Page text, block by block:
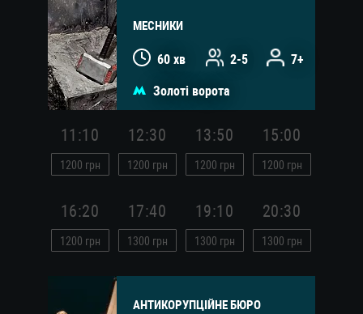
МЕСНИКИ
60 хв 2-5 7+
Золоті ворота
11:10
1200 грн
12:30
1200 грн
13:50
1200 грн
15:00
1200 грн
16:20
1200 грн
17:40
1300 грн
19:10
1300 грн
20:30
1300 грн
АНТИКОРУПЦІЙНЕ БЮРО